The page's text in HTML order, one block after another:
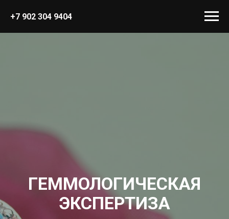
+7 902 304 9404
ГЕММОЛОГИЧЕСКАЯ
ЭКСПЕРТИЗА